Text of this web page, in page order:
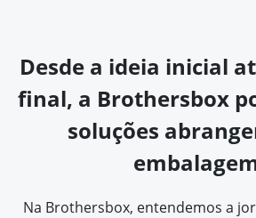
Desde a ideia inicial
final, a Brothersbox
soluções
Na Brothersbox, entendemos a